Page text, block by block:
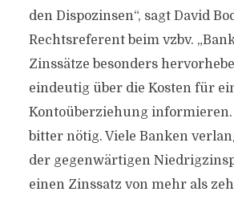
den Dispozinsen“, sagt David
Rechtsreferent beim vzbv.
Zinssätze besonders
eindeutig über die Kosten für
Kontoüberziehung informieren.
bitter nötig. Viele Banken
der gegenwärtigen
einen Zinssatz von mehr als